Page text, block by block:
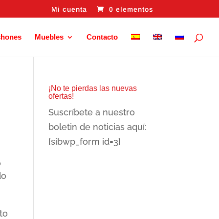
Mi cuenta 0 elementos
Muebles Contacto
¡No te pierdas las nuevas
ofertas!
Suscríbete a nuestro
boletin de noticias aquí:
[sibwp_form id=3]